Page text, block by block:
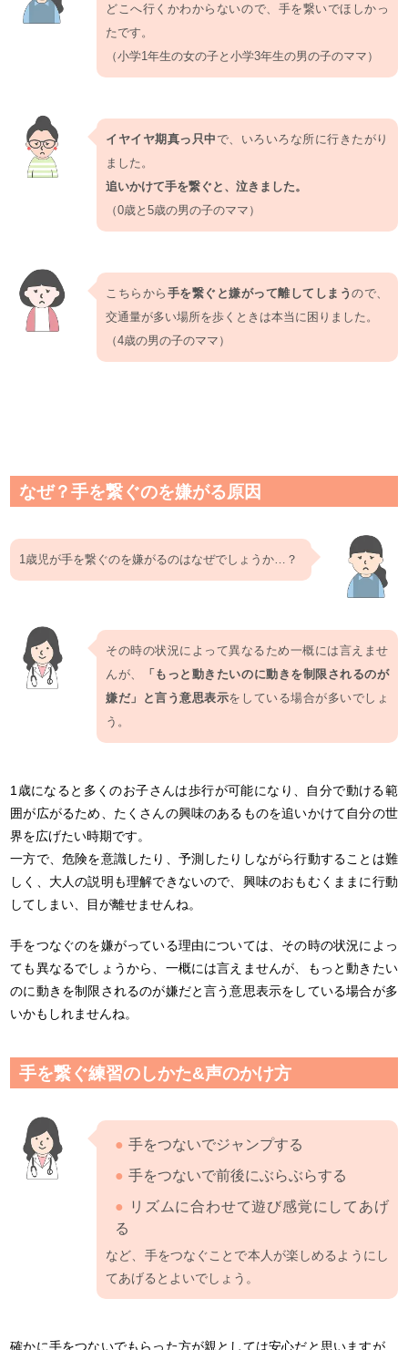
どこへ行くかわからないので、手を繋いでほしかっ
たです。
（小学1年生の女の子と小学3年生の男の子のママ）
イヤイヤ期真っ只中で、いろいろな所に行きたがり
ました。
追いかけて手を繋ぐと、泣きました。
（0歳と5歳の男の子のママ）
こちらから 手を繋ぐと嫌がって離してしまうので、
交通量が多い場所を歩くときは本当に困りました。
（4歳の男の子のママ）
なぜ？手を繋ぐのを嫌がる原因
1歳児が手を繋ぐのを嫌がるのはなぜでしょうか…？
その時の状況によって異なるため一概には言えませ
んが、
「もっと動きたいのに動きを制限されるのが
嫌だ」と言う意思表示をしている場合が多いでしょ
う。
1歳になると多くのお子さんは歩行が可能になり、自分で動ける範
囲が広がるため、たくさんの興味のあるものを追いかけて自分の世
界を広げたい時期です。
一方で、危険を意識したり、予測したりしながら行動することは難
しく、大人の説明も理解できないので、興味のおもむくままに行動
してしまい、目が離せませんね。
手をつなぐのを嫌がっている理由については、その時の状況によっ
ても異なるでしょうから、一概には言えませんが、もっと動きたい
のに動きを制限されるのが嫌だと言う意思表示をしている場合が多
いかもしれませんね。
手を繋ぐ練習のしかた&声のかけ方
手をつないでジャンプする
手をつないで前後にぶらぶらする
リズムに合わせて遊び感覚にしてあげ
る
など、手をつなぐことで本人が楽しめるようにし
てあげるとよいでしょう。
確かに手をつないでもらった方が親としては安心だと思いますが、